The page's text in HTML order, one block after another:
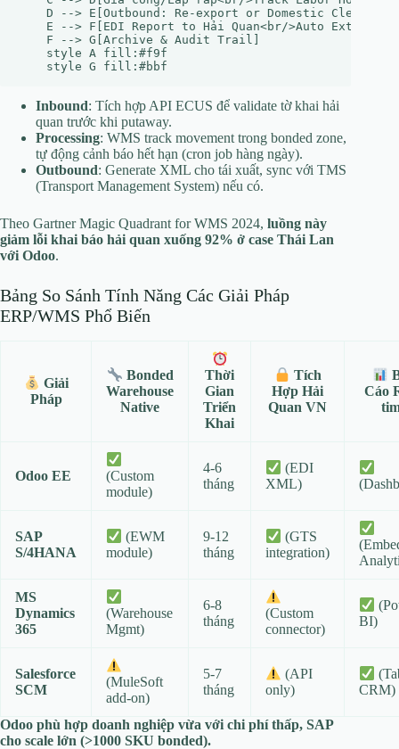
D --> E[Outbound: Re-export or Domestic
E --> F[EDI Report to Hải Quan<br/>Auto Extend
    F --> G[Archive & Audit Trail]
    style A fill:#f9f
Inbound: Tích hợp API ECUS để validate tờ khai hải
quan trước khi putaway.
Processing: WMS track movement trong bonded zone,
tự động cảnh báo hết hạn (cron job hàng ngày).
Outbound: Generate XML cho tái xuất, sync với TMS
(Transport Management System) nếu có.
Theo Gartner Magic Quadrant for WMS 2024, luồng này
giảm lỗi khai báo hải quan xuống 92% ở case Thái Lan
với Odoo.
Bảng So Sánh Tính Năng Các Giải Pháp
ERP/WMS Phổ Biến
Giải
Pháp
Bonded
Warehouse
Native
Thời
Gian
Triển
Khai
Tích
Hợp Hải
Quan VN
Cáo
Odoo EE
(Custom
module)
4-6
tháng
(EDI
XML)
SAP
S/4HANA
(EWM
module)
9-12
tháng
(GTS
integration)
MS
Dynamics
365
(Warehouse
Mgmt)
6-8
tháng
(Custom
connector)
BI)
Salesforce
SCM
(MuleSoft
add-on)
5-7
tháng
(API
only)
CRM)
Odoo phù hợp doanh nghiệp vừa với chi phí thấp, SAP
cho scale lớn (>1000 SKU bonded).